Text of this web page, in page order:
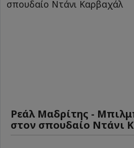
Ρεάλ Μαδρίτης -
στον σπουδαίο Ντάνι